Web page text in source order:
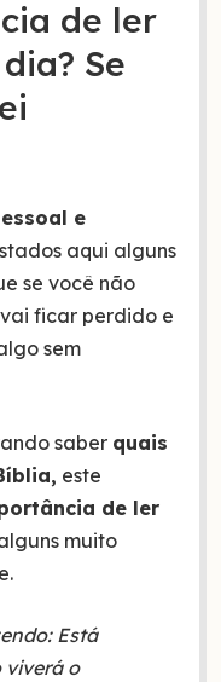
de ler
Se
e
aqui alguns
se você não
ficar perdido e
sem
saber quais
este
de ler
muito
Está
viverá o